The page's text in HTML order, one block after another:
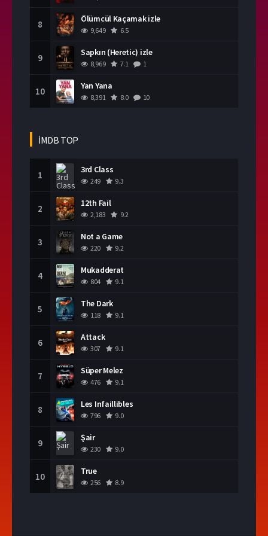
8 Ölümcül Kaçamak izle
9,649 6.5
9 Sapkın (Heretic) izle
8,969 7.1 1
10 Yan Yana
8,391 8.0 10
İMDB TOP
1 3rd Class
249 9.3
2 12th Fail
2,183 9.2
3 Not a Game
220 9.2
4 Mukadderat
804 9.1
5 The Dark
118 9.1
6 Attack
307 9.1
7 Süper Melez
476 9.1
8 Les Infaillibles
796 9.0
9 Şair
230 9.0
10 True
256 8.9